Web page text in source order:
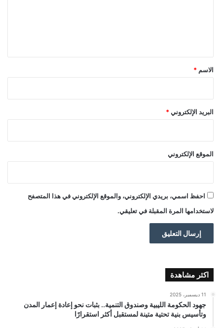
*
الاسم *
البريد الإلكتروني *
الموقع الإلكتروني
احفظ اسمي، بريدي الإلكتروني، والموقع الإلكتروني في هذا المتصفح
لاستخدامها المرة المقبلة في تعليقي.
اكثر مشاهدة
11 ديسمبر، 2025
جهود الحكومة الليبية وصندوق التنمية.. بثبات نحو إعادة إعمار المدن
وتأسيس بنية تحتية متينة لمستقبل أكثر استقرارًا